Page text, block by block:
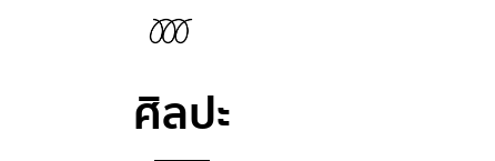
ศิลปะ